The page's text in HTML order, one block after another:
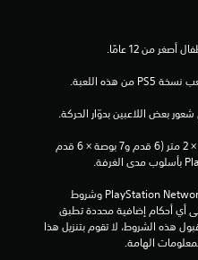
إ
ج
م
ا
ل
بعض اللاعبين بدوّار الحركة.
الهامة.